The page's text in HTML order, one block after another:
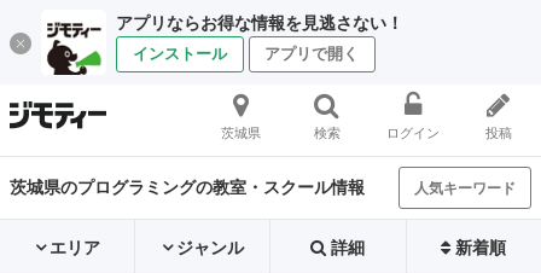
アプリならお得な情報を見逃さない！
インストール アプリで開く
茨城県 検索 ログイン 投稿
茨城県のプログラミングの教室・スクール情報 人気キーワード
エリア ジャンル 詳細 新着順